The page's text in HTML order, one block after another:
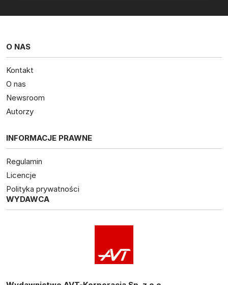
O NAS
Kontakt
O nas
Newsroom
Autorzy
INFORMACJE PRAWNE
Regulamin
Licencje
Polityka prywatności
WYDAWCA